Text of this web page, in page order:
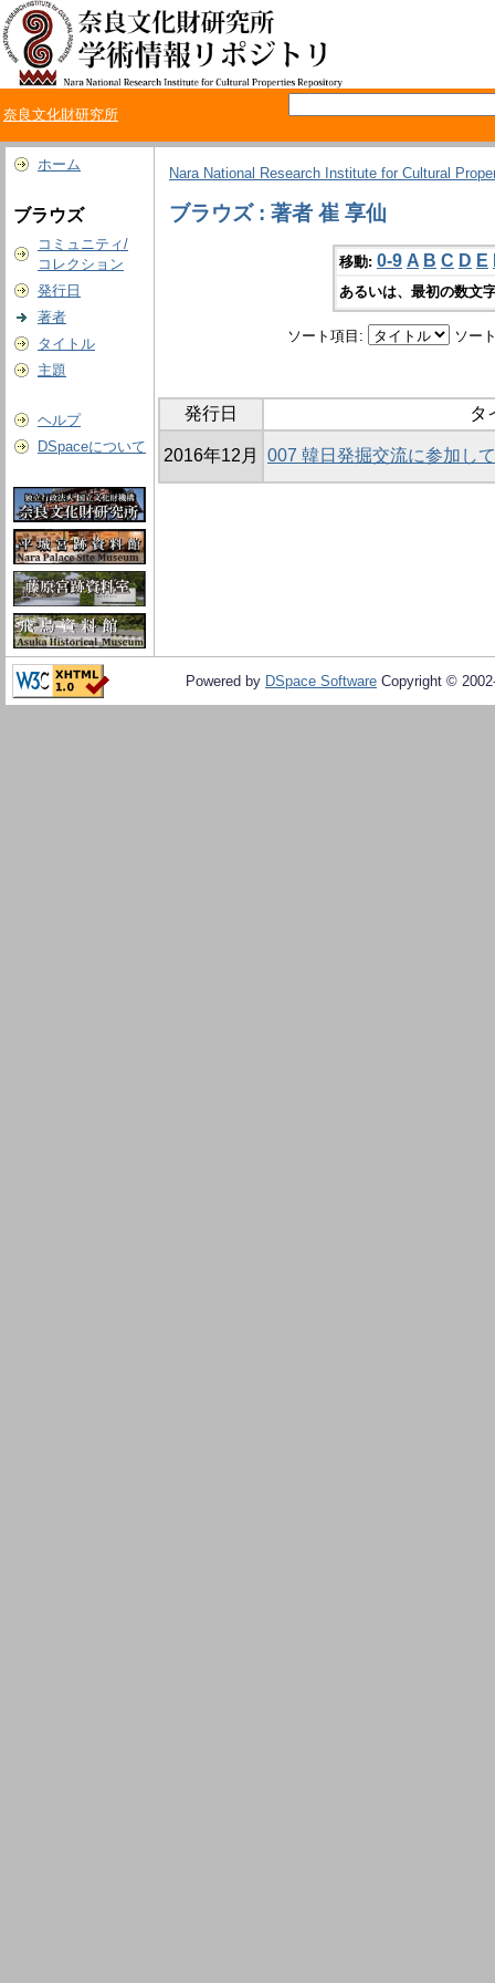
奈良文化財研究所
ホーム
ブラウズ
コミュニティ/
コレクション
発行日
著者
タイトル
主題
ヘルプ
DSpaceについて
Nara National Research Institute for Cultural
ブラウズ : 著者 崔 享仙
移動: 0-9 A B C D E
あるいは、最初の数文
ソート項目: ソー
発行日 タ
2016年12月 007 韓日発掘交流に参加して
Powered by DSpace Software Copyright ©